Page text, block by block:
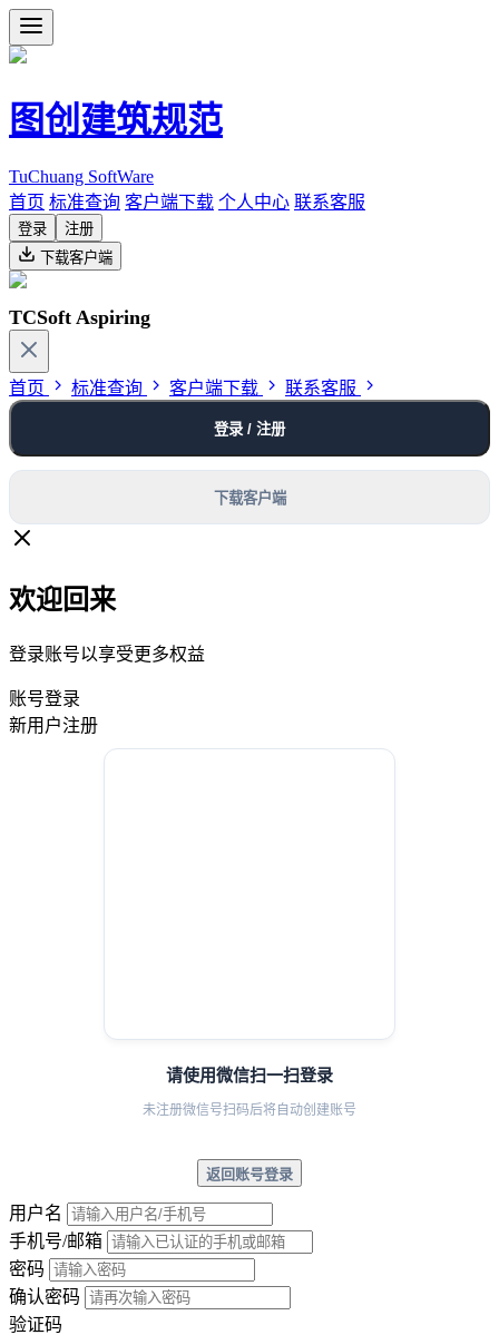
图创建筑规范
TuChuang SoftWare
首页 标准查询 客户端下载 个人中心 联系客服
登录
注册
下载客户端
TCSoft Aspiring
首页 标准查询 客户端下载 联系客服
登录 / 注册
下载客户端
欢迎回来
登录账号以享受更多权益
账号登录
新用户注册
请使用微信扫一扫登录
未注册微信号扫码后将自动创建账号
返回账号登录
用户名
手机号/邮箱
密码
确认密码
验证码